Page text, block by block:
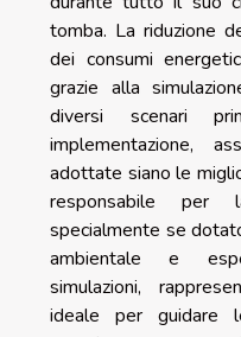
tomba. La riduzione
dei consumi
grazie alla
diversi scenari
implementazione,
adottate siano le
responsabile per
specialmente se
ambientale e
simulazioni,
ideale per guidare